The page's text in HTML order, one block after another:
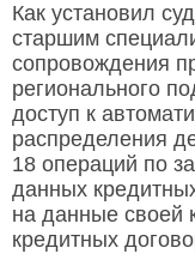
Как установил
старшим
сопровождения
регионального
доступ к
распределения
18 операций по
данных
на данные своей
кредитных